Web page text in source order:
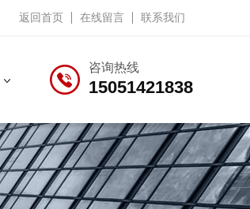
返回首页 在线留言 联系我们
咨询热线
15051421838